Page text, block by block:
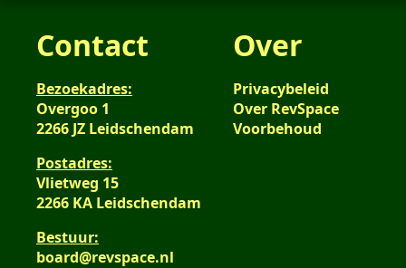
Contact
Bezoekadres:
Overgoo 1
2266 JZ Leidschendam
Postadres:
Vlietweg 15
2266 KA Leidschendam
Bestuur:
board@revspace.nl
Over
Privacybeleid
Over RevSpace
Voorbehoud